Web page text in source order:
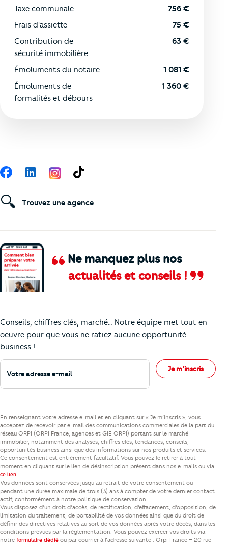
Taxe communale
756 €
Frais d'assiette
75 €
Contribution de
sécurité immobilière
63 €
Émoluments du notaire 1 081 €
Émoluments de
formalités et débours
1 360 €
Ne manquez plus nos
actualités et conseils !
Conseils, chiffres clés, marché… Notre équipe met tout en
oeuvre pour que vous ne ratiez aucune opportunité
business !
Votre adresse e-mail
Je m’inscris
Suivez-nous
FacebookLinkedIn TikTok
🔍 Trouvez une agence
En renseignant votre adresse e-mail et en cliquant sur « Je m’inscris », vous
acceptez de recevoir par e-mail des communications commerciales de la part du
réseau ORPI (ORPI France, agences et GIE ORPI) portant sur le marché
immobilier, notamment des analyses, chiffres clés, tendances, conseils,
opportunités business ainsi que des informations sur nos produits et services.
Ce consentement est entièrement facultatif. Vous pouvez le retirer à tout
moment en cliquant sur le lien de désinscription présent dans nos e-mails ou via
ce lien.
Vos données sont conservées jusqu’au retrait de votre consentement ou
pendant une durée maximale de trois (3) ans à compter de votre dernier contact
actif, conformément à notre politique de conservation.
Vous disposez d’un droit d’accès, de rectification, d’effacement, d’opposition, de
limitation du traitement, de portabilité de vos données ainsi que du droit de
définir des directives relatives au sort de vos données après votre décès, dans les
conditions prévues par la réglementation. Vous pouvez exercer vos droits via
notre formulaire dédié ou par courrier à l’adresse suivante : Orpi France – 20 rue